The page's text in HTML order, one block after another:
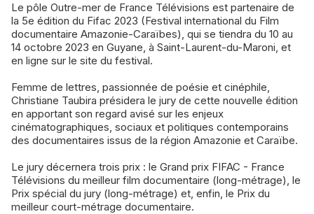
Le pôle Outre-mer de France Télévisions est partenaire de
la 5e édition du Fifac 2023 (Festival international du Film
documentaire Amazonie-Caraïbes), qui se tiendra du 10 au
14 octobre 2023 en Guyane, à Saint-Laurent-du-Maroni, et
en ligne sur le site du festival.
Femme de lettres, passionnée de poésie et cinéphile,
Christiane Taubira présidera le jury de cette nouvelle édition
en apportant son regard avisé sur les enjeux
cinématographiques, sociaux et politiques contemporains
des documentaires issus de la région Amazonie et Caraïbe.
Le jury décernera trois prix : le Grand prix FIFAC - France
Télévisions du meilleur film documentaire (long-métrage), le
Prix spécial du jury (long-métrage) et, enfin, le Prix du
meilleur court-métrage documentaire.